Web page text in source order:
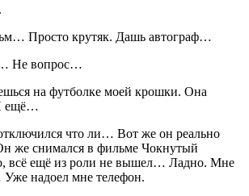
Просто крутяк. Дашь автограф…
Не вопрос…
на футболке моей крошки. Она
ещё…
что ли… Вот же он реально
же снимался в фильме Чокнутый
всё ещё из роли не вышел… Ладно. Мне
Уже надоел мне телефон.